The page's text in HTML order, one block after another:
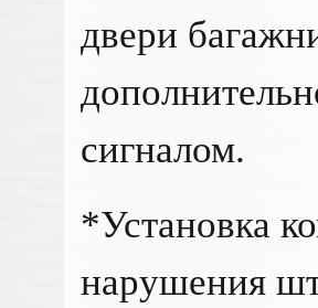
двери
сигналом.
*Установка
нарушения